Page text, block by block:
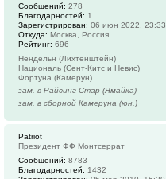
Сообщений: 278
Благодарностей: 1
Зарегистрирован: 06 июн 2022, 23:33
Откуда: Москва, Россия
Рейтинг: 696
Нендельн (Лихтенштейн)
Националь (Сент-Китс и Невис)
Фортуна (Камерун)
зам. в Райсинг Стар (Ямайка)
зам. в сборной Камеруна (юн.)
Patriot
Президент ФФ Монтсеррат
Сообщений: 8783
Благодарностей: 1432